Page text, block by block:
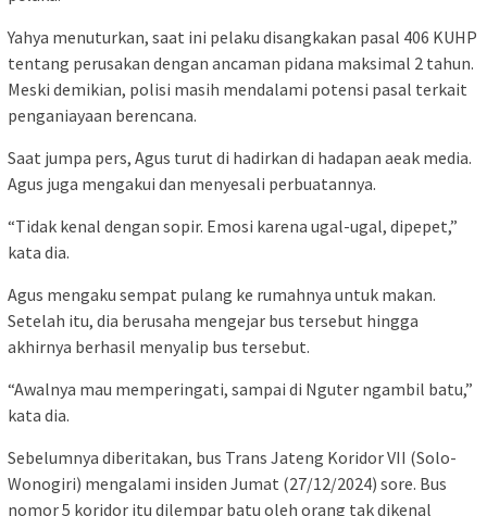
Yahya menuturkan, saat ini pelaku disangkakan pasal 406 KUHP
tentang perusakan dengan ancaman pidana maksimal 2 tahun.
Meski demikian, polisi masih mendalami potensi pasal terkait
penganiayaan berencana.
Saat jumpa pers, Agus turut di hadirkan di hadapan aeak media.
Agus juga mengakui dan menyesali perbuatannya.
“Tidak kenal dengan sopir. Emosi karena ugal-ugal, dipepet,”
kata dia.
Agus mengaku sempat pulang ke rumahnya untuk makan.
Setelah itu, dia berusaha mengejar bus tersebut hingga
akhirnya berhasil menyalip bus tersebut.
“Awalnya mau memperingati, sampai di Nguter ngambil batu,”
kata dia.
Sebelumnya diberitakan, bus Trans Jateng Koridor VII (Solo-
Wonogiri) mengalami insiden Jumat (27/12/2024) sore. Bus
nomor 5 koridor itu dilempar batu oleh orang tak dikenal